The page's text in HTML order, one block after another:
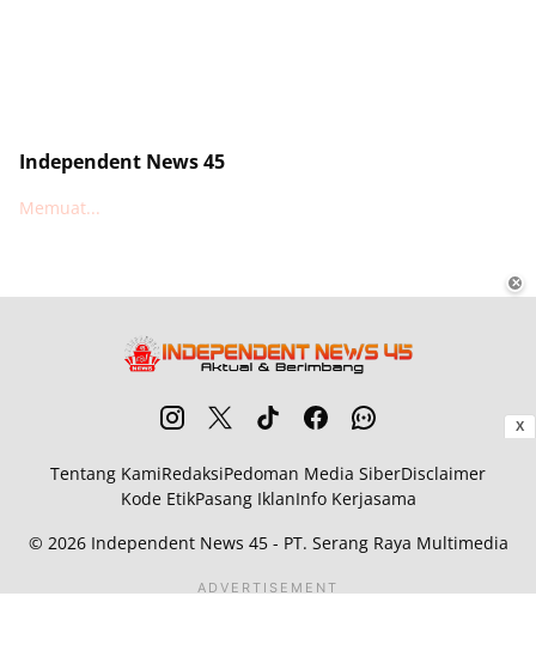
Independent News 45
Memuat...
X
ADVERTISEMENT
✕
Tentang KamiRedaksiPedoman Media SiberDisclaimer
Kode EtikPasang IklanInfo Kerjasama
© 2026 Independent News 45- PT. Serang Raya Multimedia